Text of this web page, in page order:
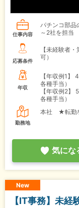
仕事内容
パチンコ部
～2社を担当
応募条件
【未経験者
可）
年収
【年収例1】
各種手当）
【年収例2】
各種手当）
勤務地
本社 ★転勤
気にな
New
【IT事務】未